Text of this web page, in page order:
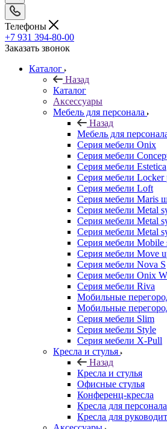
Телефоны
+7 931 394-80-00
Заказать звонок
Каталог
Назад
Каталог
Аксессуары
Мебель для персонала
Назад
Мебель для
Серия мебели Onix
Серия мебели
Серия мебели Estetica
Серия мебели Locker
Серия мебели Loft
Серия мебели Maris
Серия мебели Metal
Серия мебели Metal
Серия мебели Metal
Серия мебели Mobile
Серия мебели Move
Серия мебели Nova S
Серия мебели Onix
Серия мебели Riva
Мобильные
Мобильные
Серия мебели Slim
Серия мебели Style
Серия мебели X-Pull
Кресла и стулья
Назад
Кресла и стулья
Офисные стулья
Конференц-кресла
Кресла для персонала
Кресла для